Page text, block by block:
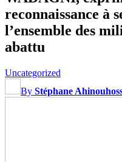
reconnaissance à
l’ensemble des
abattu
Uncategorized
By Stéphane